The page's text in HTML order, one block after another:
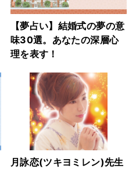
【夢占い】結婚式の夢の意
味30選。あなたの深層心
理を表す！
月詠恋(ツキヨミレン)先生